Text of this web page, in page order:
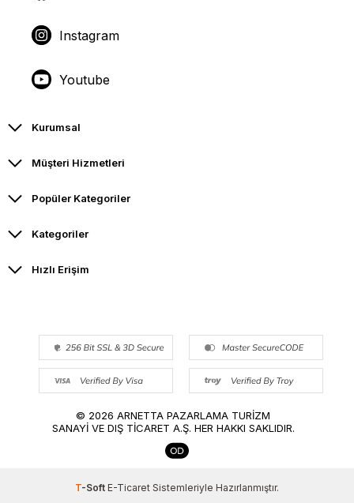
Instagram
Youtube
Kurumsal
Müşteri Hizmetleri
Popüler Kategoriler
Kategoriler
Hızlı Erişim
© 2026 ARNETTA PAZARLAMA TURİZM
SANAYİ VE DIŞ TİCARET A.Ş. HER HAKKI SAKLIDIR.
T-Soft E-Ticaret Sistemleriyle Hazırlanmıştır.